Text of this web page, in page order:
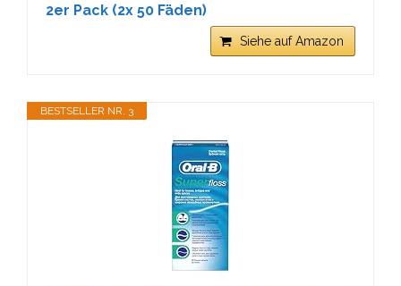
2er Pack (2x 50 Fäden)
Siehe auf Amazon
BESTSELLER NR. 3